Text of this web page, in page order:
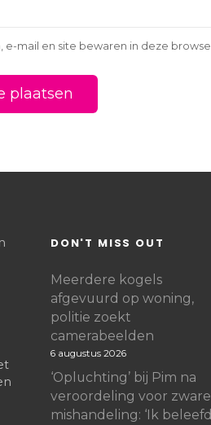
e-mail en site bewaren in deze
DON'T MISS OUT
Meerdere kogels
afgevuurd op woning,
politie zoekt
camerabeelden
6 augustus 2026
‘Opluchting’ bij Pim na
veroordeling voor zware
mishandeling: ‘Ik